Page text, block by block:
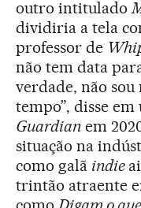
outro intitulado
dividiria a tela
professor de
não tem data
verdade, não
tempo”, disse
Guardianem
situação na
como galã indie
trintão atraente